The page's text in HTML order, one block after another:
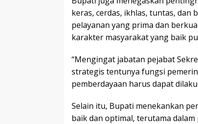
keras, cerdas, ikhlas, tuntas, dan
pelayanan yang prima dan
karakter masyarakat yang baik
“Mengingat jabatan pejabat
strategis tentunya fungsi
pemberdayaan harus dapat
Selain itu, Bupati menekankan
baik dan optimal, terutama